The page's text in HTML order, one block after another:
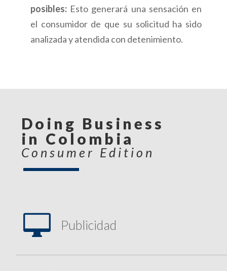
posibles: Esto generará una sensación en
el consumidor de que su solicitud ha sido
analizada y atendida con detenimiento.
Doing Business
in Colombia
Consumer Edition
 Publicidad